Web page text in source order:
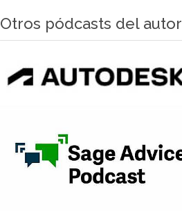
Otros pódcasts del autor